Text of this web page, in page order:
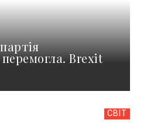
Brexit
СВІТ